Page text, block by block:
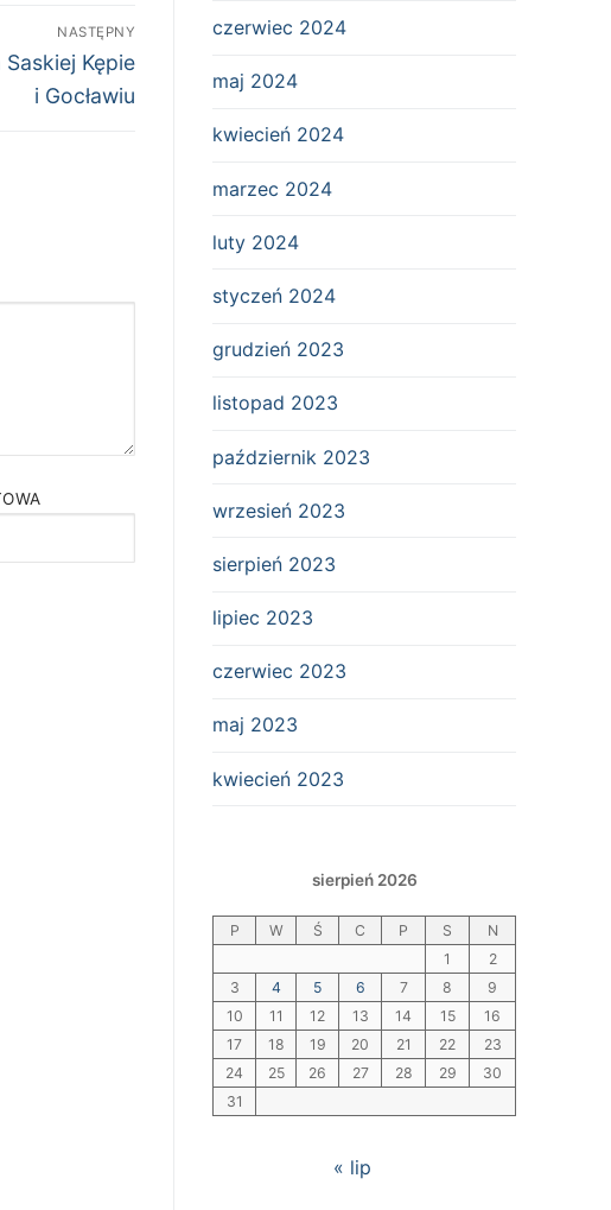
NASTĘPNY
Kępie
i Gocławiu
czerwiec 2024
maj 2024
kwiecień 2024
marzec 2024
luty 2024
styczeń 2024
grudzień 2023
listopad 2023
październik 2023
wrzesień 2023
sierpień 2023
lipiec 2023
czerwiec 2023
maj 2023
kwiecień 2023
sierpień 2026
P W Ś C P S
N
1
2
3
4 5 6 7 8
9
10
11 12 13 14 15
16
17
18 19 20 21 22
23
24
25 26 27 28 29
30
31
« lip